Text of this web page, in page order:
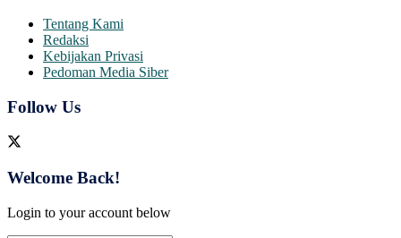
Tentang Kami
Redaksi
Kebijakan Privasi
Pedoman Media Siber
Follow Us
Welcome Back!
Login to your account below